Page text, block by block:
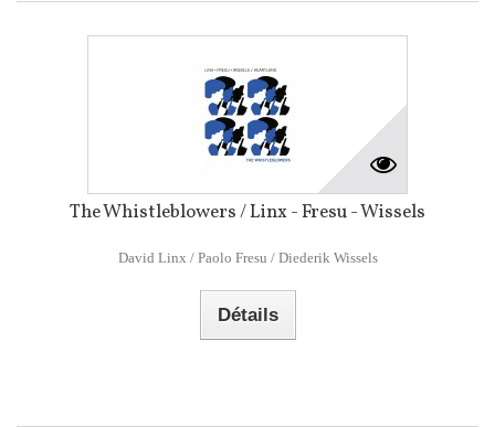
The Whistleblowers / Linx - Fresu - Wissels
David Linx / Paolo Fresu / Diederik Wissels
Détails